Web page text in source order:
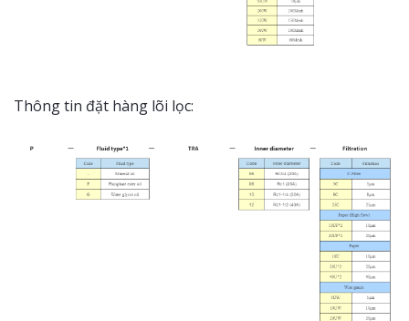
Thông tin đặt hàng lõi lọc: